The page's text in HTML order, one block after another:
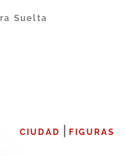
Suelta
CIUDAD FIGURAS